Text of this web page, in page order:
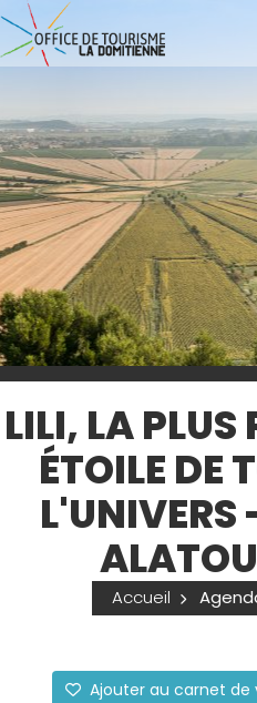
LILI, LA PLUS
ÉTOILE DE
L'UNIVERS
Accueil
Ajouter au carnet de